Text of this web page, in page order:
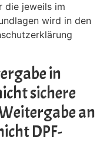
die jeweils im
wird in den
in
sichere
an
DPF-